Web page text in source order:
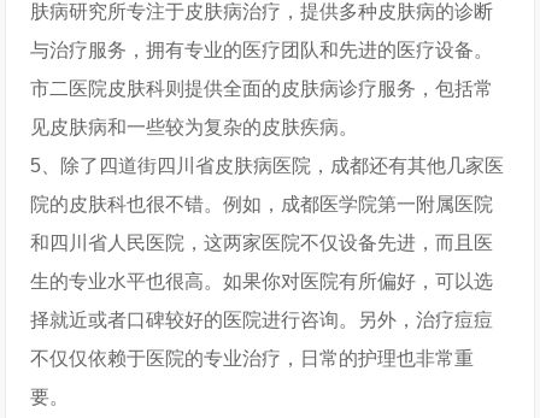
肤病研究所专注于皮肤病治疗，提供多种皮肤病的诊断
与治疗服务，拥有专业的医疗团队和先进的医疗设备。
市二医院皮肤科则提供全面的皮肤病诊疗服务，包括常
见皮肤病和一些较为复杂的皮肤疾病。
5、除了四道街四川省皮肤病医院，成都还有其他几家医
院的皮肤科也很不错。例如，成都医学院第一附属医院
和四川省人民医院，这两家医院不仅设备先进，而且医
生的专业水平也很高。如果你对医院有所偏好，可以选
择就近或者口碑较好的医院进行咨询。另外，治疗痘痘
不仅仅依赖于医院的专业治疗，日常的护理也非常重
要。